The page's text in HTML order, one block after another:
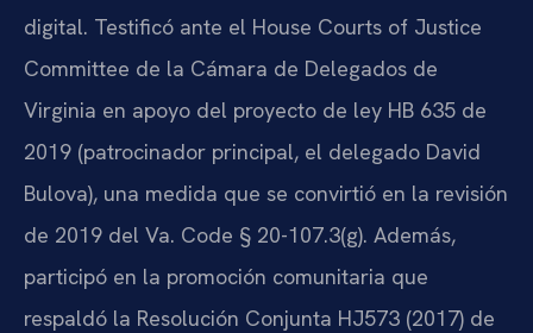
digital. Testificó ante el House Courts of Justice
Committee de la Cámara de Delegados de
Virginia en apoyo del proyecto de ley HB 635 de
2019 (patrocinador principal, el delegado David
Bulova), una medida que se convirtió en la revisión
de 2019 del Va. Code § 20-107.3(g). Además,
participó en la promoción comunitaria que
respaldó la Resolución Conjunta HJ573 (2017) de